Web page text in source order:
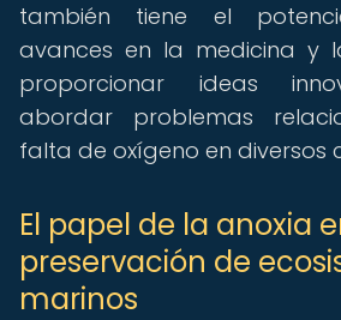
también tiene el
avances en la medicina y
proporcionar ideas
abordar problemas
falta de oxígeno en diversos
El papel de la anoxia
preservación de
marinos